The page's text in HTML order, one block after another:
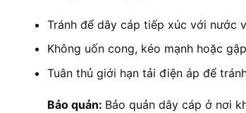
Tránh để dây cáp tiếp xúc với nước
Không uốn cong, kéo mạnh hoặc
Tuân thủ giới hạn tải điện áp để
Bảo quản: Bảo quản dây cáp ở nơi